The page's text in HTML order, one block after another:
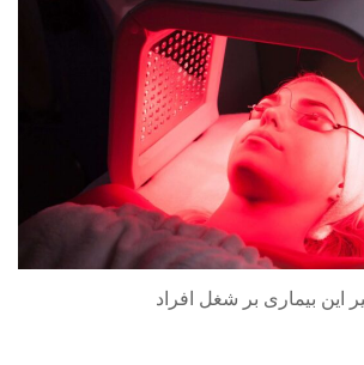
این بیماری بر شغل افراد